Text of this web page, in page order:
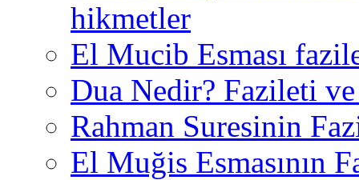
hikmetler
El Mucib Esması
Dua Nedir? Fazileti
Rahman Suresinin
El Muğis Esmasının